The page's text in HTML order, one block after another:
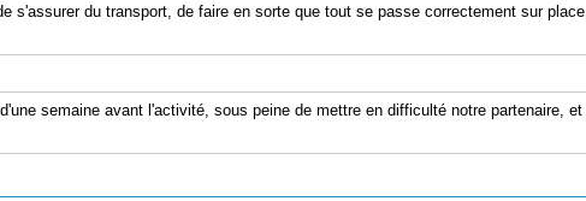
s'assurer du transport, de faire en sorte que tout se passe correctement sur place,
semaine avant l'activité, sous peine de mettre en difficulté notre partenaire, et